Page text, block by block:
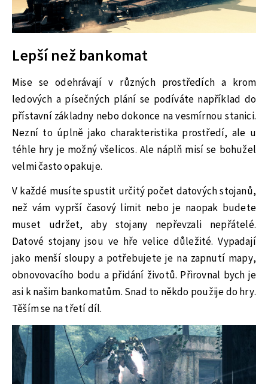
Lepší než bankomat
Mise se odehrávají v různých prostředích a krom
ledových a písečných plání se podíváte například do
přístavní základny nebo dokonce na vesmírnou stanici.
Nezní to úplně jako charakteristika prostředí, ale u
téhle hry je možný všelicos. Ale náplň misí se bohužel
velmi často opakuje.
V každé musíte spustit určitý počet datových stojanů,
než vám vyprší časový limit nebo je naopak budete
muset udržet, aby stojany nepřevzali nepřátelé.
Datové stojany jsou ve hře velice důležité. Vypadají
jako menší sloupy a potřebujete je na zapnutí mapy,
obnovovacího bodu a přidání životů. Přirovnal bych je
asi k našim bankomatům. Snad to někdo použije do hry.
Těším se na třetí díl.